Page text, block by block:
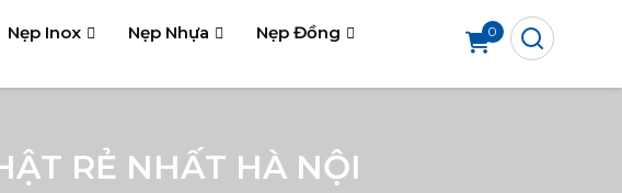
Nẹp Inox Nẹp Nhựa Nẹp Đồng 0
RẺ NHẤT HÀ NỘI